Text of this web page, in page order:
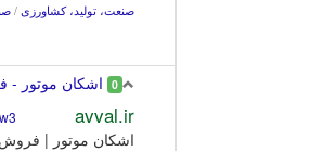
صنعت، تولید، کشاورزی /
0 اشکان موتور -
avval.ir
w3
اشکان موتور | فروش